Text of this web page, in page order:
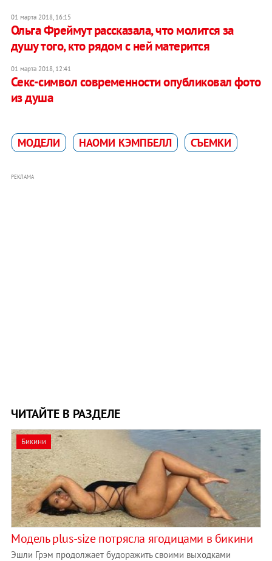
01 марта 2018, 16:15
Ольга Фреймут рассказала, что молится за
душу того, кто рядом с ней матерится
01 марта 2018, 12:41
Секс-символ современности опубликовал фото
из душа
МОДЕЛИ НАОМИ КЭМПБЕЛЛ СЪЕМКИ
РЕКЛАМА
ЧИТАЙТЕ В РАЗДЕЛЕ
Бикини
Модель plus-size потрясла ягодицами в бикини
Эшли Грэм продолжает будоражить своими выходками